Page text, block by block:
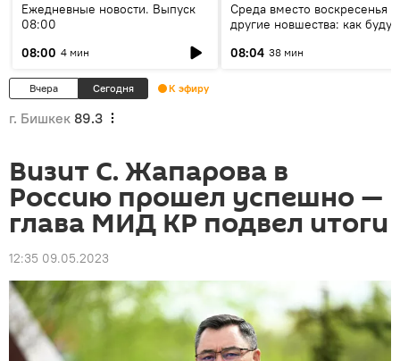
Ежедневные новости. Выпуск
08:00
08:00 4 мин
Среда вместо воскресенья и
другие новшества: как будут
08:04 38 мин
Вчера Сегодня К эфиру
г. Бишкек 89.3
Визит С. Жапарова в
Россию прошел успешно —
глава МИД КР подвел итоги
12:35 09.05.2023